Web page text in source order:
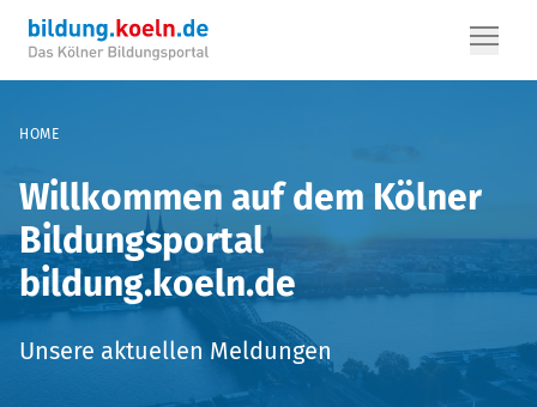
HOME
Willkommen auf dem Kölner
Bildungsportal
bildung.koeln.de
Unsere aktuellen Meldungen